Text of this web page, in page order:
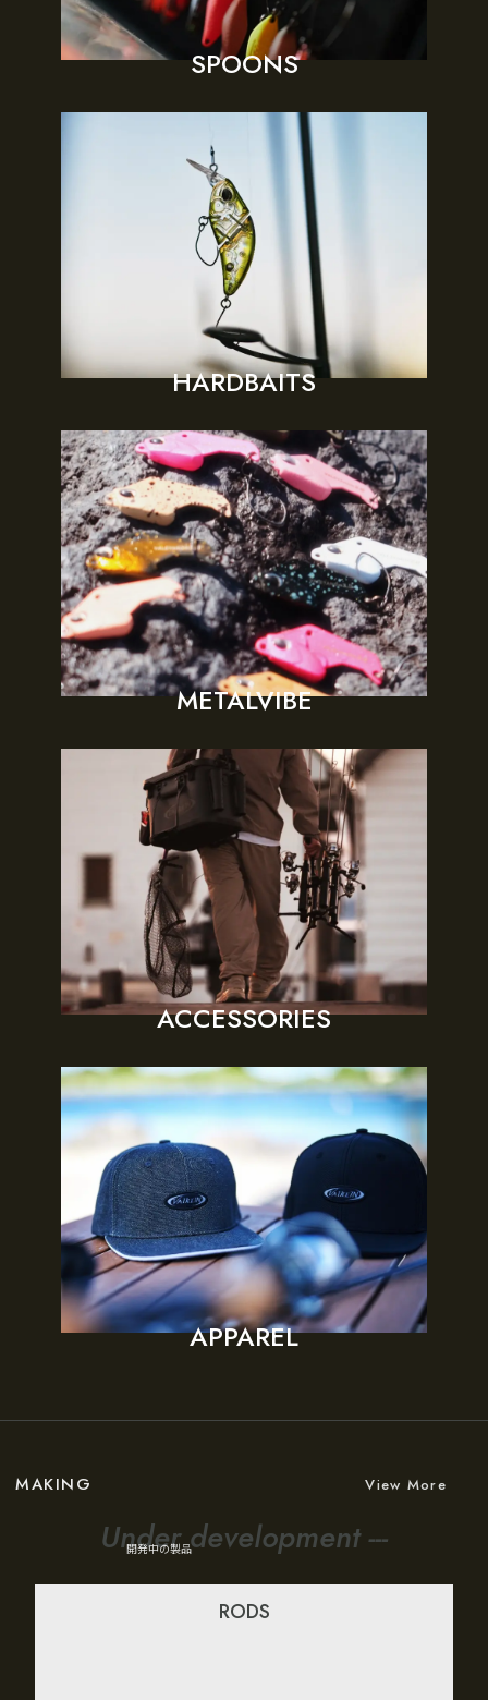
SPOONS
HARDBAITS
METALVIBE
ACCESSORIES
APPAREL
MAKING View More
Under development ---
開発中の製品
RODS